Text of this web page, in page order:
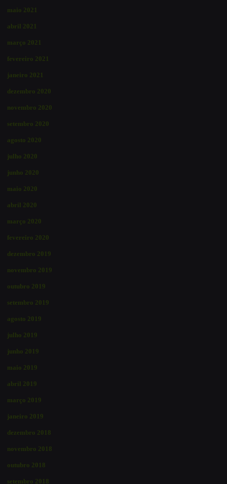
maio 2021
abril 2021
março 2021
fevereiro 2021
janeiro 2021
dezembro 2020
novembro 2020
setembro 2020
agosto 2020
julho 2020
junho 2020
maio 2020
abril 2020
março 2020
fevereiro 2020
dezembro 2019
novembro 2019
outubro 2019
setembro 2019
agosto 2019
julho 2019
junho 2019
maio 2019
abril 2019
março 2019
janeiro 2019
dezembro 2018
novembro 2018
outubro 2018
setembro 2018